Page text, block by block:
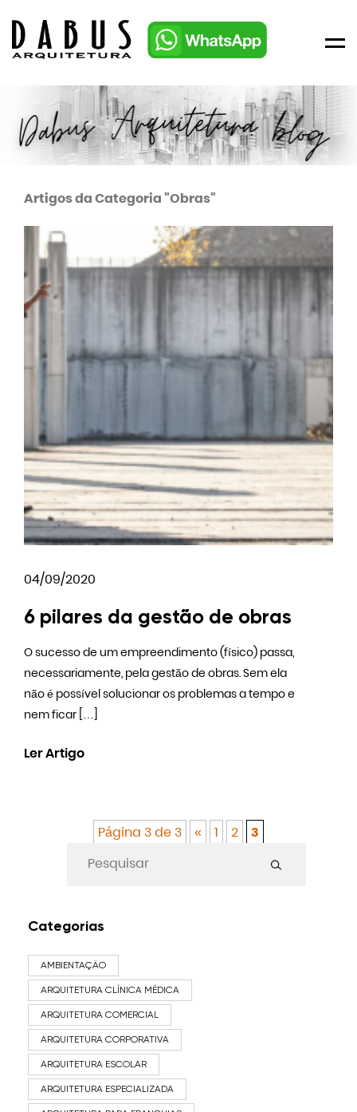
Artigos da Categoria "Obras"
04/09/2020
6 pilares da gestão de obras
O sucesso de um empreendimento (físico) passa,
necessariamente, pela gestão de obras. Sem ela
não é possível solucionar os problemas a tempo e
nem ficar […]
Ler Artigo
Página 3 de 3 « 1 2 3
Categorias
AMBIENTAÇÃO
ARQUITETURA CLÍNICA MÉDICA
ARQUITETURA COMERCIAL
ARQUITETURA CORPORATIVA
ARQUITETURA ESCOLAR
ARQUITETURA ESPECIALIZADA